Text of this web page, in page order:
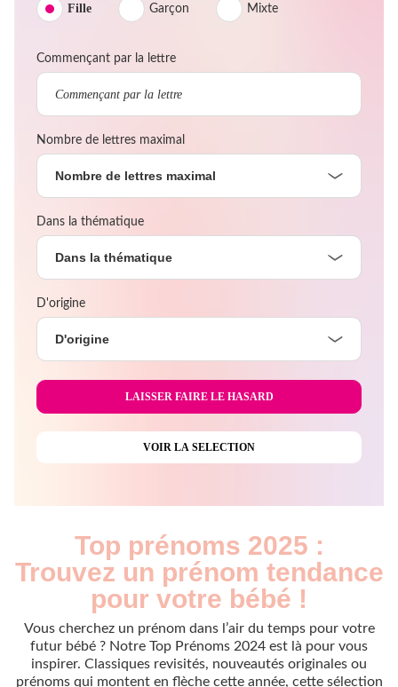
Fille Garçon Mixte
Commençant par la lettre
Nombre de lettres maximal
Nombre de lettres maximal
Dans la thématique
Dans la thématique
D'origine
D'origine
Top prénoms 2025 :
Trouvez un prénom tendance
pour votre bébé !
Vous cherchez un prénom dans l’air du temps pour votre
futur bébé ? Notre Top Prénoms 2024 est là pour vous
inspirer. Classiques revisités, nouveautés originales ou
prénoms qui montent en flèche cette année, cette sélection